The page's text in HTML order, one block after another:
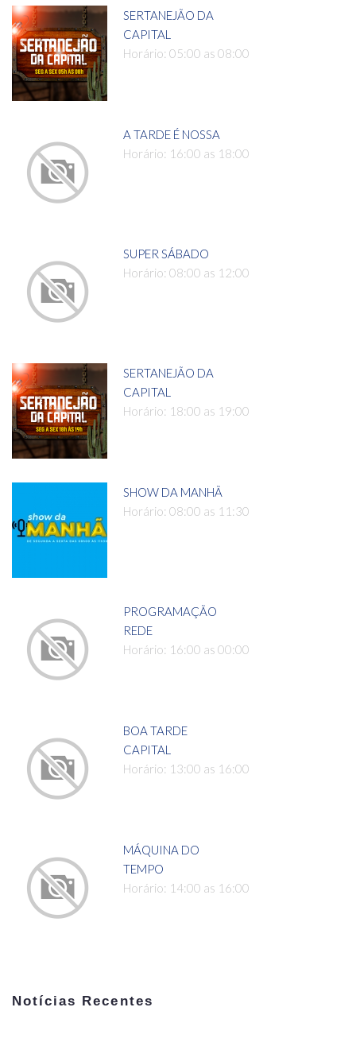
SERTANEJÃO DA
CAPITAL
Horário: 05:00 as 08:00
A TARDE É NOSSA
Horário: 16:00 as 18:00
SUPER SÁBADO
Horário: 08:00 as 12:00
SERTANEJÃO DA
CAPITAL
Horário: 18:00 as 19:00
SHOW DA MANHÃ
Horário: 08:00 as 11:30
PROGRAMAÇÃO
REDE
Horário: 16:00 as 00:00
BOA TARDE
CAPITAL
Horário: 13:00 as 16:00
MÁQUINA DO
TEMPO
Horário: 14:00 as 16:00
Notícias Recentes